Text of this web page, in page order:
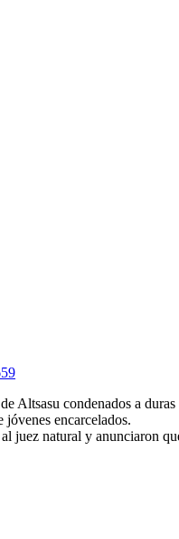
Altsasu condenados a
encarcelados.
juez natural y anunciaron